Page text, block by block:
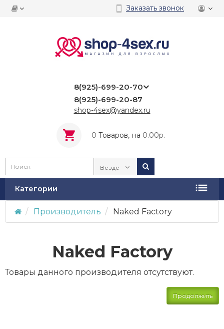
Заказать звонок
8(925)-699-20-70
8(925)-699-20-87
shop-4sex@yandex.ru
0 Tоваров, на 0.00р.
Везде
Категории
Производитель Naked Factory
Naked Factory
Товары данного производителя отсутствуют.
Продолжить